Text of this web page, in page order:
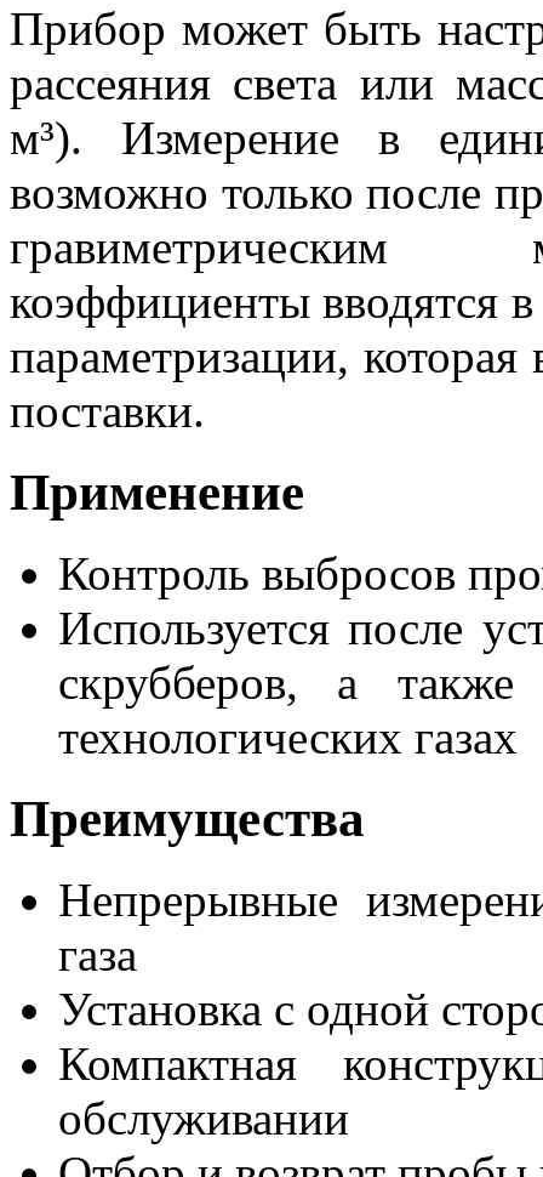
Прибор может быть
рассеяния света или
м³). Измерение в
возможно только после
гравиметрическим
коэффициенты вводятся
параметризации,
поставки.
Применение
Контроль выбросов
Используется после
скрубберов, а
технологических газах
Преимущества
Непрерывные
газа
Установка с одной
Компактная
обслуживании